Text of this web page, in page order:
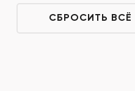
СБРОСИТЬ ВСЁ